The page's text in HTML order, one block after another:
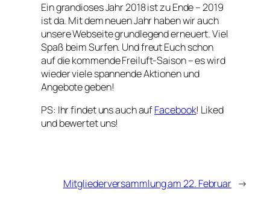
Ein grandioses Jahr 2018 ist zu Ende – 2019
ist da. Mit dem neuen Jahr haben wir auch
unsere Webseite grundlegend erneuert. Viel
Spaß beim Surfen. Und freut Euch schon
auf die kommende Freiluft-Saison – es wird
wieder viele spannende Aktionen und
Angebote geben!
PS: Ihr findet uns auch aufFacebook! Liked
und bewertet uns!
Mitgliederversammlung am 22. Februar →